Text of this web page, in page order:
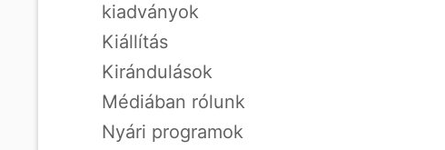
kiadványok
Kiállítás
Kirándulások
Médiában rólunk
Nyári programok